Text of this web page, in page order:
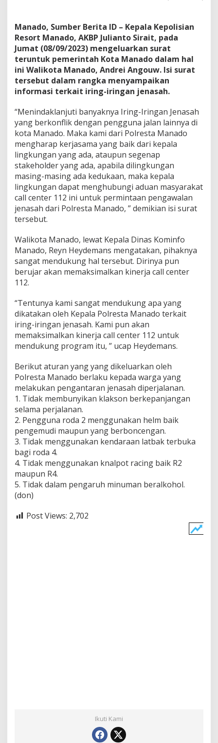
a
n
D
i
k
a
a
l
e
p
l
i
s
i
a
n
Manado, Sumber Berita ID – Kepala Kepolisian
Resort Manado, AKBP Julianto Sirait, pada
Jumat (08/09/2023) mengeluarkan surat
teruntuk pemerintah Kota Manado dalam hal
ini Walikota Manado, Andrei Angouw. Isi surat
tersebut dalam rangka menyampaikan
informasi terkait iring-iringan jenasah.
“Menindaklanjuti banyaknya Iring-Iringan Jenasah
yang berkonflik dengan pengguna jalan lainnya di
kota Manado. Maka kami dari Polresta Manado
mengharap kerjasama yang baik dari kepala
lingkungan yang ada, ataupun segenap
stakeholder yang ada, apabila dilingkungan
masing-masing ada kedukaan, maka kepala
lingkungan dapat menghubungi aduan masyarakat
call center 112 ini untuk permintaan pengawalan
jenasah dari Polresta Manado, ” demikian isi surat
tersebut.
Walikota Manado, lewat Kepala Dinas Kominfo
Manado, Reyn Heydemans mengatakan, pihaknya
sangat mendukung hal tersebut. Dirinya pun
berujar akan memaksimalkan kinerja call center
112.
“Tentunya kami sangat mendukung apa yang
dikatakan oleh Kepala Polresta Manado terkait
iring-iringan jenasah. Kami pun akan
memaksimalkan kinerja call center 112 untuk
mendukung program itu, ” ucap Heydemans.
Berikut aturan yang yang dikeluarkan oleh
Polresta Manado berlaku kepada warga yang
melakukan pengantaran jenasah diperjalanan.
1. Tidak membunyikan klakson berkepanjangan
selama perjalanan.
2. Pengguna roda 2 menggunakan helm baik
pengemudi maupun yang berboncengan.
3. Tidak menggunakan kendaraan latbak terbuka
bagi roda 4.
4. Tidak menggunakan knalpot racing baik R2
maupun R4.
5. Tidak dalam pengaruh minuman beralkohol.
(don)
Post Views: 2,702
Ikuti Kami